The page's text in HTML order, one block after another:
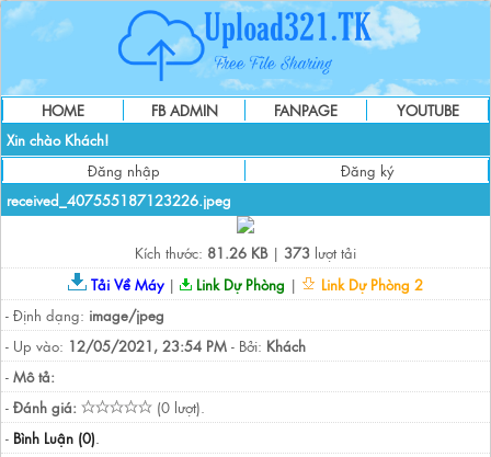
HOME FB ADMIN FANPAGE
YOUTUBE
Xin chào Khách!
Đăng nhập
Đăng ký
received_407555187123226.jpeg
Kích thước: 81.26 KB| 373 lượt tải
Tải Về Máy| Link Dự Phòng |
Link Dự Phòng 2
- Định dạng: image/jpeg
- Up vào: 12/05/2021, 23:54 PM - Bởi: Khách
- Mô tả:
- Đánh giá:
(0 lượt).
- Bình Luận (0).